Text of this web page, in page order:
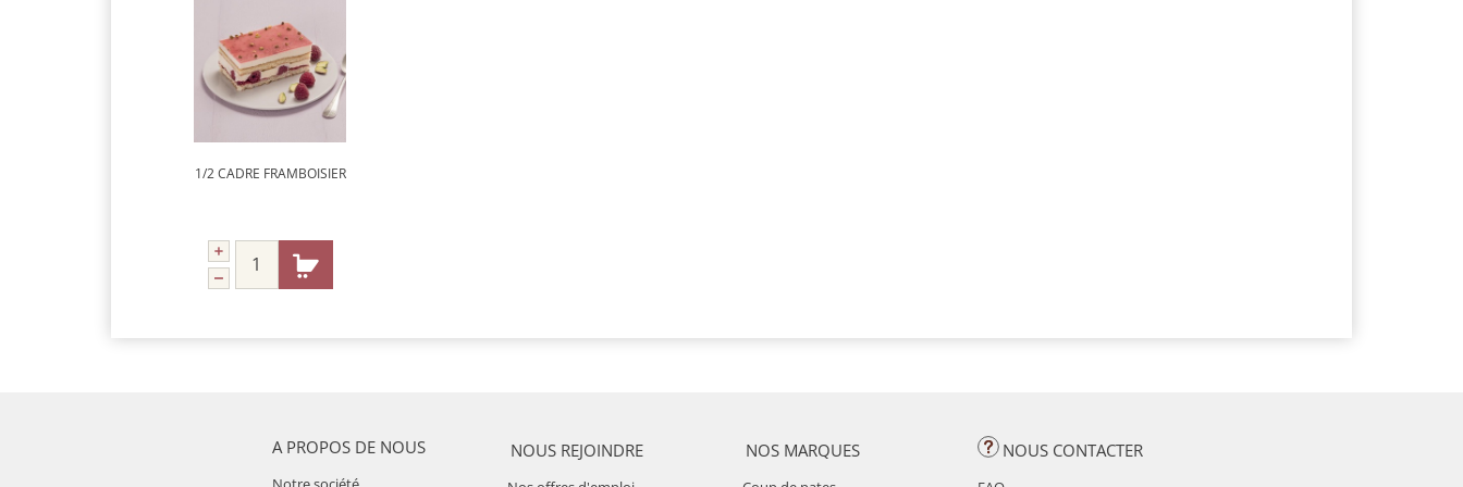
1/2 CADRE FRAMBOISIER
A PROPOS DE NOUS NOUS REJOINDRE NOS MARQUES NOUS CONTACTER